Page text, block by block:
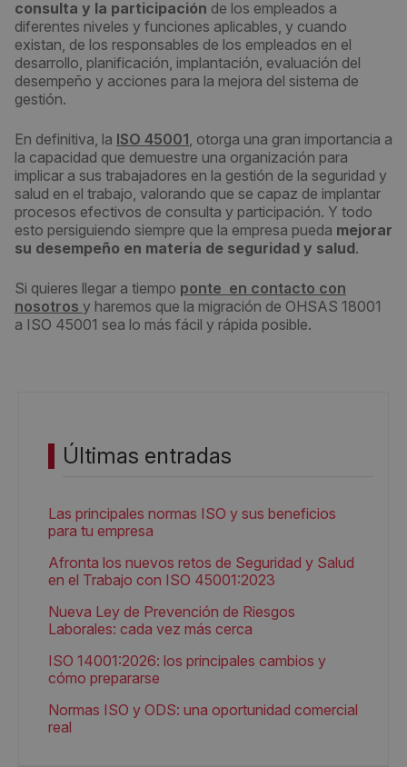
consulta y la participación de los empleados a
diferentes niveles y funciones aplicables, y cuando
existan, de los responsables de los empleados en el
desarrollo, planificación, implantación, evaluación del
desempeño y acciones para la mejora del sistema de
gestión.
En definitiva, la ISO 45001, otorga una gran importancia a
la capacidad que demuestre una organización para
implicar a sus trabajadores en la gestión de la seguridad y
salud en el trabajo, valorando que se capaz de implantar
procesos efectivos de consulta y participación. Y todo
esto persiguiendo siempre que la empresa pueda mejorar
su desempeño en materia de seguridad y salud.
Si quieres llegar a tiempo ponte en contacto con
nosotros y haremos que la migración de OHSAS 18001
a ISO 45001 sea lo más fácil y rápida posible.
Últimas entradas
Las principales normas ISO y sus beneficios
para tu empresa
Afronta los nuevos retos de Seguridad y Salud
en el Trabajo con ISO 45001:2023
Nueva Ley de Prevención de Riesgos
Laborales: cada vez más cerca
ISO 14001:2026: los principales cambios y
cómo prepararse
Normas ISO y ODS: una oportunidad comercial
real